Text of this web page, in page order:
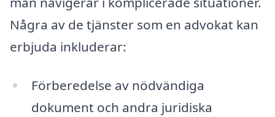
Några av de tjänster som en advokat kan
erbjuda inkluderar:
Förberedelse av nödvändiga
dokument och andra juridiska